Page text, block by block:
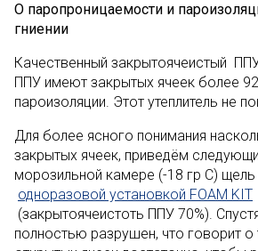
О паропроницаемости и
гниении
Качественный закрытоячеистый
ППУ имеют закрытых ячеек более
пароизоляции. Этот утеплитель не
Для более ясного понимания
закрытых ячеек, приведём
морозильной камере (-18 гр С) щель
одноразовой установкой FOAM KIT
(закрытоячеистоть ППУ 70%).
полностью разрушен, что говорит о